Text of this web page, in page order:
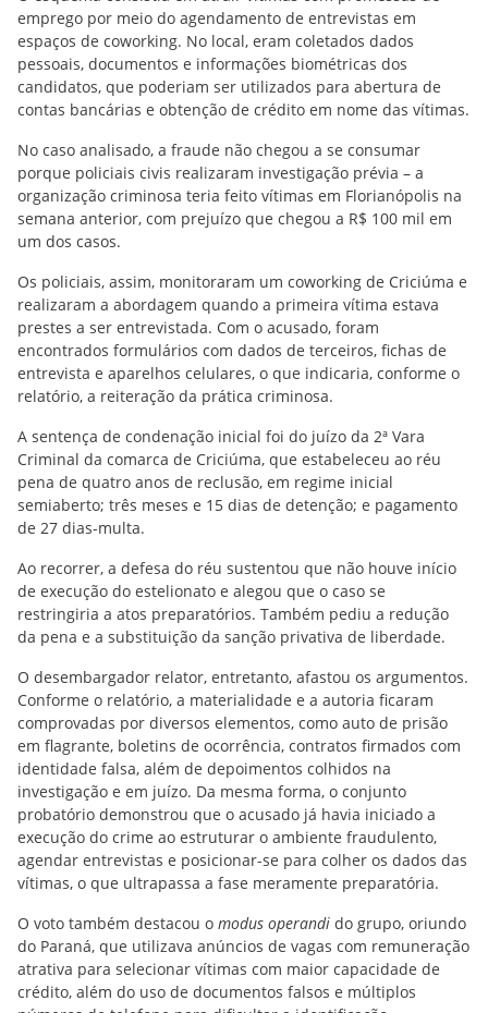
emprego por meio do agendamento de entrevistas em
espaços de coworking. No local, eram coletados dados
pessoais, documentos e informações biométricas dos
candidatos, que poderiam ser utilizados para abertura de
contas bancárias e obtenção de crédito em nome das vítimas.
No caso analisado, a fraude não chegou a se consumar
porque policiais civis realizaram investigação prévia – a
organização criminosa teria feito vítimas em Florianópolis na
semana anterior, com prejuízo que chegou a R$ 100 mil em
um dos casos.
Os policiais, assim, monitoraram um coworking de Criciúma e
realizaram a abordagem quando a primeira vítima estava
prestes a ser entrevistada. Com o acusado, foram
encontrados formulários com dados de terceiros, fichas de
entrevista e aparelhos celulares, o que indicaria, conforme o
relatório, a reiteração da prática criminosa.
A sentença de condenação inicial foi do juízo da 2ª Vara
Criminal da comarca de Criciúma, que estabeleceu ao réu
pena de quatro anos de reclusão, em regime inicial
semiaberto; três meses e 15 dias de detenção; e pagamento
de 27 dias-multa.
Ao recorrer, a defesa do réu sustentou que não houve início
de execução do estelionato e alegou que o caso se
restringiria a atos preparatórios. Também pediu a redução
da pena e a substituição da sanção privativa de liberdade.
O desembargador relator, entretanto, afastou os argumentos.
Conforme o relatório, a materialidade e a autoria ficaram
comprovadas por diversos elementos, como auto de prisão
em flagrante, boletins de ocorrência, contratos firmados com
identidade falsa, além de depoimentos colhidos na
investigação e em juízo. Da mesma forma, o conjunto
probatório demonstrou que o acusado já havia iniciado a
execução do crime ao estruturar o ambiente fraudulento,
agendar entrevistas e posicionar-se para colher os dados das
vítimas, o que ultrapassa a fase meramente preparatória.
O voto também destacou o modus operandi do grupo, oriundo
do Paraná, que utilizava anúncios de vagas com remuneração
atrativa para selecionar vítimas com maior capacidade de
crédito, além do uso de documentos falsos e múltiplos